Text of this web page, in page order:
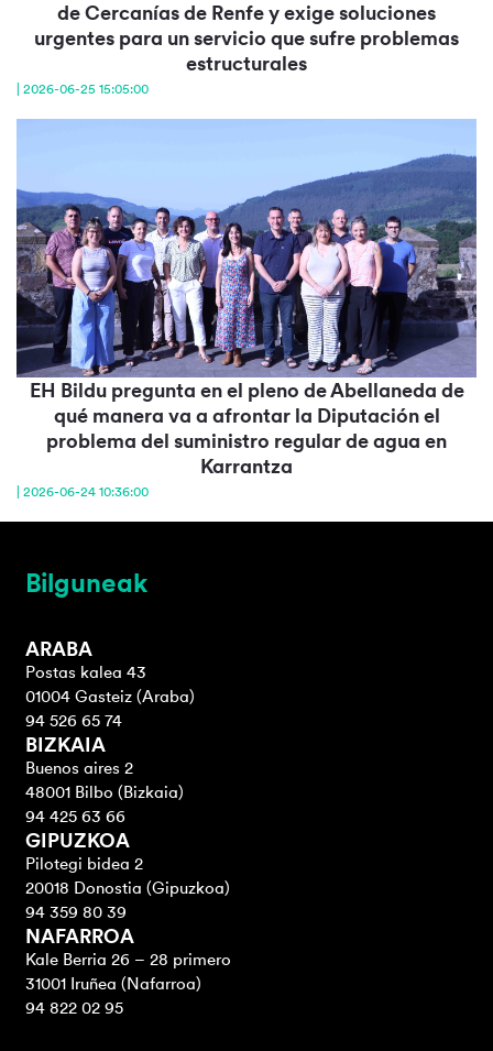
de Cercanías de Renfe y exige soluciones
urgentes para un servicio que sufre problemas
estructurales
| 2026-06-25 15:05:00
EH Bildu pregunta en el pleno de Abellaneda de
qué manera va a afrontar la Diputación el
problema del suministro regular de agua en
Karrantza
| 2026-06-24 10:36:00
Bilguneak
ARABA
Postas kalea 43
01004 Gasteiz (Araba)
94 526 65 74
BIZKAIA
Buenos aires 2
48001 Bilbo (Bizkaia)
94 425 63 66
GIPUZKOA
Pilotegi bidea 2
20018 Donostia (Gipuzkoa)
94 359 80 39
NAFARROA
Kale Berria 26 – 28 primero
31001 Iruñea (Nafarroa)
94 822 02 95